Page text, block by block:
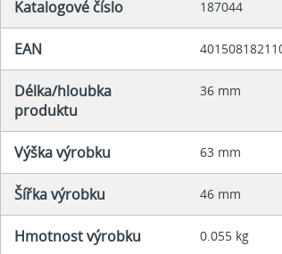
Katalogové číslo 187044
EAN
Délka/hloubka
produktu
36 mm
Výška výrobku 63 mm
Šířka výrobku 46 mm
Hmotnost výrobku 0.055 kg